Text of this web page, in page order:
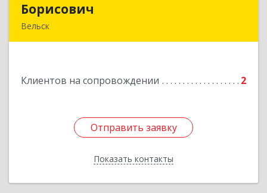
Борисович
Вельск
Клиентов на сопровождении 2
Отправить заявку
Показать контакты
Подробнее
Отправить заявку
Назад